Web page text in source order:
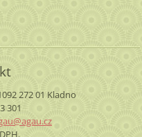
272 01 Kladno
301
u.cz